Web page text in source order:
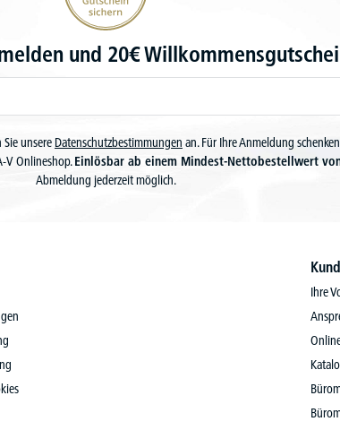
und 20€
unsere Datenschutzbestimmungen an. Für Ihre Anmeldung
V Onlineshop.Einlösbar ab einem Mindest-Nettobestellwert
Abmeldung jederzeit möglich.
Ihre